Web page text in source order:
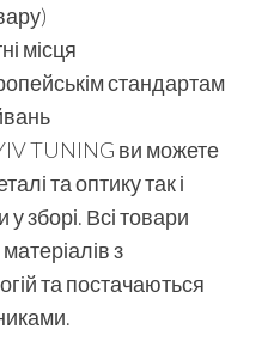
місця
стандартам
TUNING ви можете
та оптику так і
зборі. Всі товари
з
та постачаються